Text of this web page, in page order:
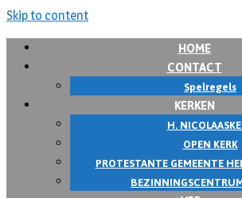
Skip to content
HOME
CONTACT
Spelregels
KERKEN
H.
OPEN KERK
PROTESTANTE GEMEENTE